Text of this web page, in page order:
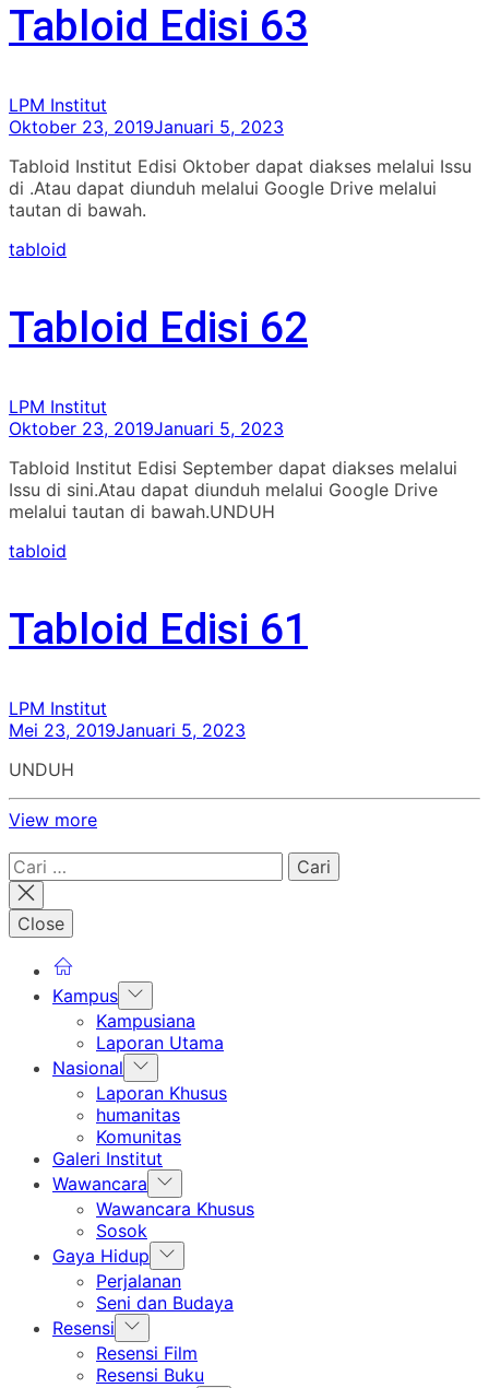
Tabloid Edisi 63
LPM Institut
Oktober 23, 2019Januari 5, 2023
Tabloid Institut Edisi Oktober dapat diakses melalui Issu
di .Atau dapat diunduh melalui Google Drive melalui
tautan di bawah.
tabloid
Tabloid Edisi 62
LPM Institut
Oktober 23, 2019Januari 5, 2023
Tabloid Institut Edisi September dapat diakses melalui
Issu di sini.Atau dapat diunduh melalui Google Drive
melalui tautan di bawah.UNDUH
tabloid
Tabloid Edisi 61
LPM Institut
Mei 23, 2019Januari 5, 2023
UNDUH
View more
Cari
untuk:
Close
Kampus Show
sub
menu
Kampusiana
Laporan Utama
Nasional Show
sub
menu
Laporan Khusus
humanitas
Komunitas
Galeri Institut
Wawancara Show
sub
Wawancara Khusus
Sosok
Gaya Hidup Show
sub
menu
Perjalanan
Seni dan Budaya
Resensi Show
sub
menu
Resensi Film
Resensi Buku